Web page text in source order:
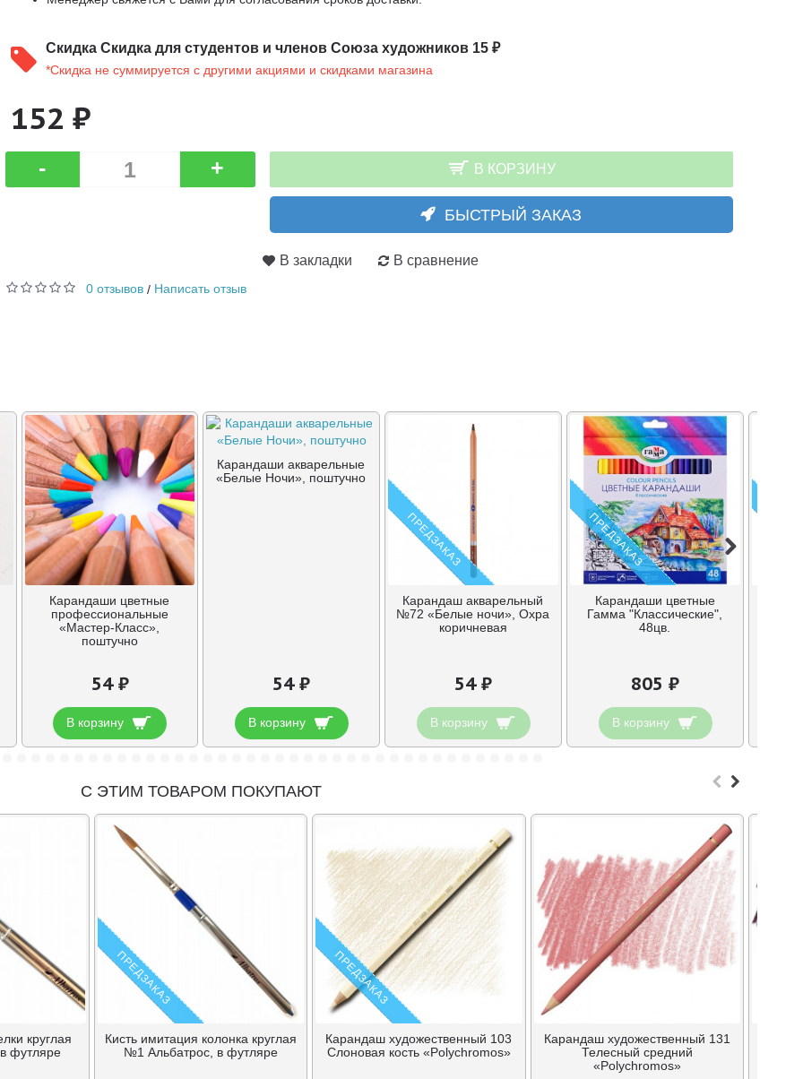
Скидка Скидка для студентов и членов Союза художников 15 ₽
*Скидка не суммируется с другими акциями и скидками магазина
152 ₽
- + В КОРЗИНУ
БЫСТРЫЙ ЗАКАЗ
В закладки В сравнение
0 отзывов/ Написать отзыв
Карандаши цветные
профессиональные
«Мастер-Класс»,
поштучно
54 ₽
В корзину
Карандаши акварельные
«Белые Ночи», поштучно
54 ₽
В корзину
ПРЕДЗАКАЗ
Карандаш акварельный
№72 «Белые ночи», Охра
коричневая
54 ₽
В корзину
ПРЕДЗАКАЗ
Карандаши цветные
Гамма "Классические",
48цв.
805 ₽
В корзину
С ЭТИМ ТОВАРОМ ПОКУПАЮТ
круглая
футляре
ПРЕДЗАКАЗ
Кисть имитация колонка круглая
№1 Альбатрос, в футляре
ПРЕДЗАКАЗ
Карандаш художественный 103
Слоновая кость «Polychromos»
Карандаш художественный 131
Телесный средний
«Polychromos»